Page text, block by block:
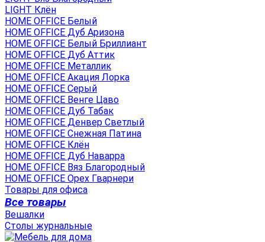
LIGHT Клён
HOME OFFICE Белый
HOME OFFICE Дуб Аризона
HOME OFFICE Белый Бриллиант
HOME OFFICE Дуб Аттик
HOME OFFICE Металлик
HOME OFFICE Акация Лорка
HOME OFFICE Серый
HOME OFFICE Венге Цаво
HOME OFFICE Дуб Табак
HOME OFFICE Денвер Светлый
HOME OFFICE Снежная Патина
HOME OFFICE Клён
HOME OFFICE Дуб Наварра
HOME OFFICE Вяз Благородный
HOME OFFICE Орех Гварнери
Товары для офиса
Все товары
Вешалки
Столы журнальные